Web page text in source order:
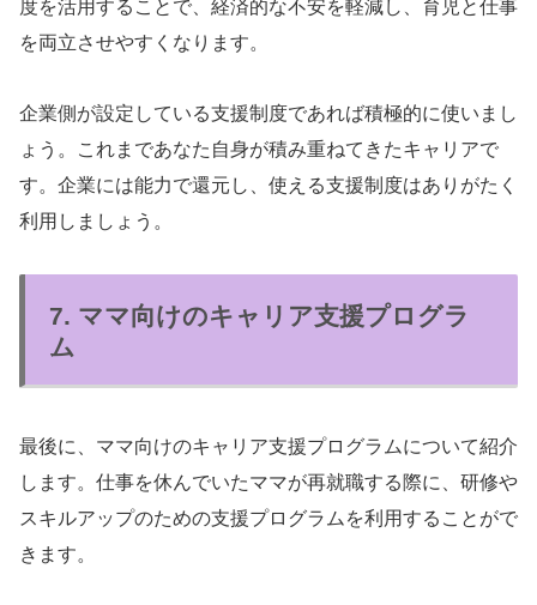
度を活用することで、経済的な不安を軽減し、育児と仕事
を両立させやすくなります。
企業側が設定している支援制度であれば積極的に使いまし
ょう。これまであなた自身が積み重ねてきたキャリアで
す。企業には能力で還元し、使える支援制度はありがたく
利用しましょう。
7. ママ向けのキャリア支援プログラ
ム
最後に、ママ向けのキャリア支援プログラムについて紹介
します。仕事を休んでいたママが再就職する際に、研修や
スキルアップのための支援プログラムを利用することがで
きます。